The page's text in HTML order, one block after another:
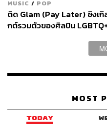
MUSIC / POP
ติด Glam (Pay Later) ซิงเกิ
กต์รวมตัวของศิลปิน
MOST
TODAY